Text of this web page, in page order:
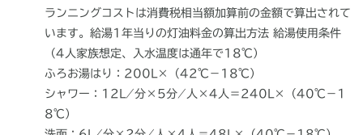
ランニングコストは消費税相当額加算前の金額で算出されて
います。給湯1年当りの灯油料金の算出方法 給湯使用条件
（4人家族想定、入水温度は通年で18℃）
ふろお湯はり：200L×（42℃－18℃）
シャワー：12L ⁄ 分×5分 ⁄ 人×4人＝240L×（40℃－1
8℃）